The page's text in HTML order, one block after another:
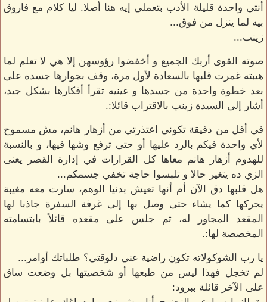
أنتي واحدة قليلة الأدب بتعملي إيه هنا أصلا. ليا كلام مع فاروق
بيه لما ينزل من فوق...
زينب...
صوته القوى أربك الجميع و أخفضوا رؤوسهن إلا هي لا تعلم لما
هيبته غمرت قلبها بالسعادة لأول مرة، وقف بجوارها جسده على
بعد خطوة واحدة من جسدها و عينيه تقرأ أفكارها بشكل جيد،
أشار إلى السيدة زينب بالاقتراب قائلا:.
في أقل من دقيقة تكوني اعتذرتي من أزهار هانم، مش مسموح
لأي واحدة فيكم بالرد عليها أو حتى ترفع وشها فيها، و بالنسبة
للهدوم أزهار هانم معاها كل القرارات في إدارة القصر يعنى
الزي ده يتغير حالا و تلبسوا حاجة تخفي جسمكم...
هل قلبها دق الآن أم أنها تعيش بدنيا الوهم، سارت معه مغيبة
يحركها كما يشاء حتى وصل بها إلى غرفة السفرة جاذبا لها
المقعد المجاور له، ثم جلس على مقعده قائلاً بابتسامته
المخصصة لها:.
يا رب الشوكولاته تكون راضية عني دلوقتي؟ طلباتك أوامر...
لم تخجل فهذا ليس من طبعها أو شخصيتها بل وضعت ساق
على الآخر قائلة ببرود: